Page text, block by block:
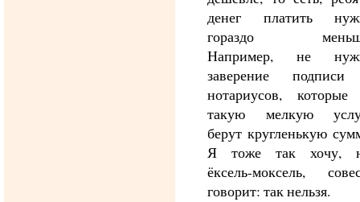
денег платить
гораздо
Например, не
заверение
нотариусов, которые
такую мелкую
берут кругленькую
Я тоже так хочу,
ёксель-моксель,
говорит: так нельзя.